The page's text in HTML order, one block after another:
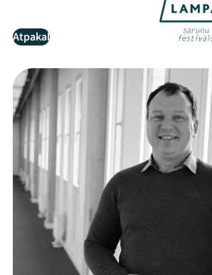
Atpakaļ